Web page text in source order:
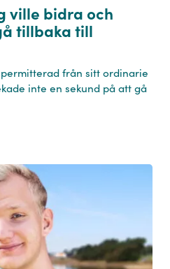
ville bidra och
tillbaka till
från sitt ordinarie
inte en sekund på att gå